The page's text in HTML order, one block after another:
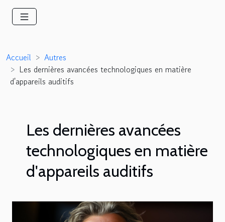
Accueil
Autres
Les dernières avancées technologiques en matière
d'appareils auditifs
Les dernières avancées
technologiques en matière
d'appareils auditifs